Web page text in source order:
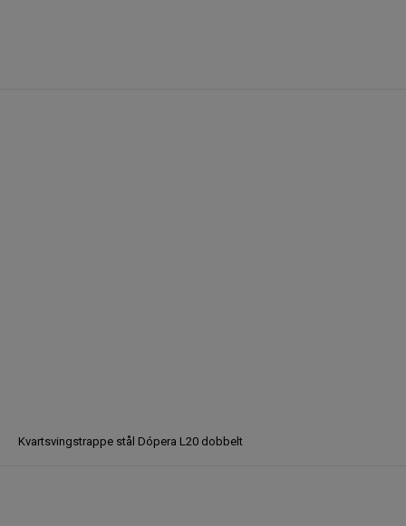
Kvartsvingstrappe stål Dópera L20 dobbelt